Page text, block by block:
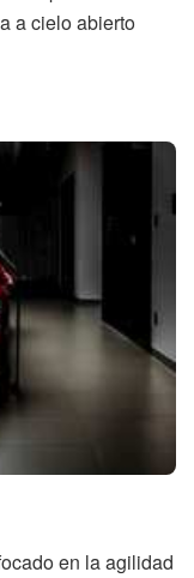
a cielo abierto
en la agilidad